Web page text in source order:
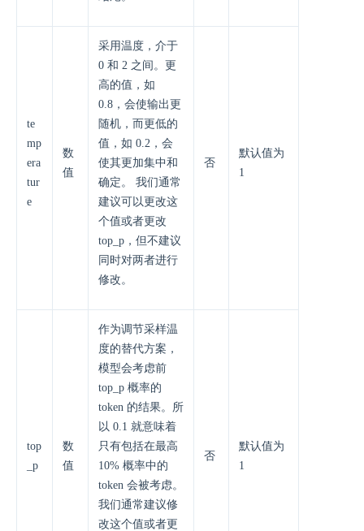
te
mp
era
tur
e
数
值
采用温度，介于
0 和 2 之间。更
高的值，如
0.8，会使输出更
随机，而更低的
值，如 0.2，会
使其更加集中和
确定。 我们通常
建议可以更改这
个值或者更改
top_p，但不建议
同时对两者进行
修改。
否
默认值为
1
top
_p
数
值
作为调节采样温
度的替代方案，
模型会考虑前
top_p 概率的
token 的结果。所
以 0.1 就意味着
只有包括在最高
10% 概率中的
token 会被考虑。
我们通常建议修
改这个值或者更
否
默认值为
1